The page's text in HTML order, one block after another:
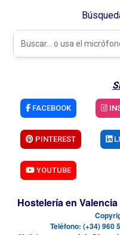
FACEBOOK
PINTEREST
YOUTUBE
Hostelería en
Teléfono: (+34) 960